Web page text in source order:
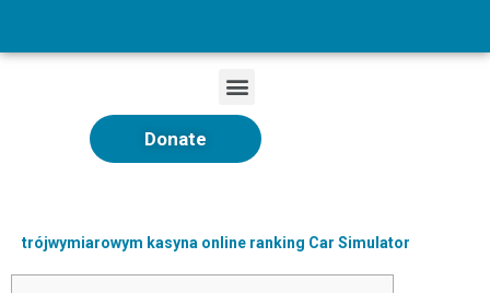
Donate
trójwymiarowym kasyna online ranking Car Simulator